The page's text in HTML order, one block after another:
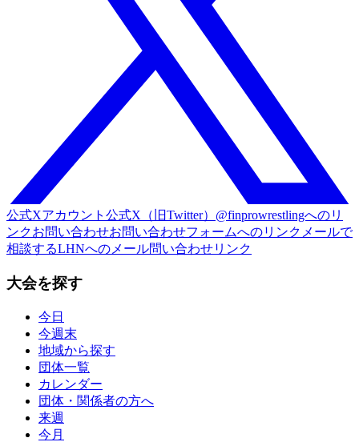
公式Xアカウント 公式X（旧Twitter）@finprowrestlingへのリ
ンクお問い合わせお問い合わせフォームへのリンク メールで
相談するLHNへのメール問い合わせリンク
大会を探す
今日
今週末
地域から探す
団体一覧
カレンダー
団体・関係者の方へ
来週
今月